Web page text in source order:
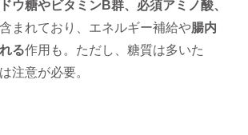
ウ糖やビタミンB群、必須アミノ酸、
まれており、エネルギー補給や腸内
る作用も。ただし、糖質は多いた
注意が必要。